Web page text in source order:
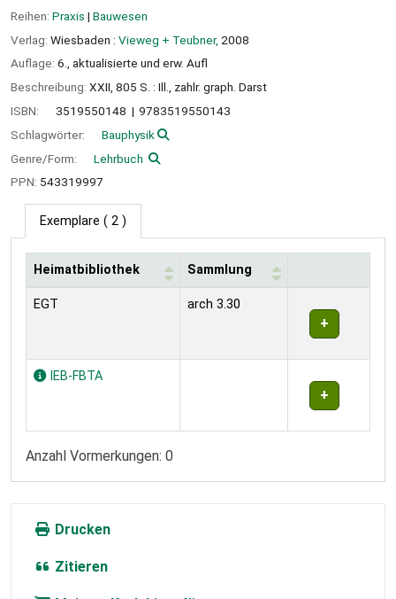
Reihen: Praxis | Bauwesen
Verlag: Wiesbaden : Vieweg + Teubner, 2008
Auflage: 6., aktualisierte und erw. Aufl
Beschreibung: XXII, 805 S. : Ill., zahlr. graph. Darst
ISBN:
3519550148
9783519550143
Schlagwörter:
Bauphysik
Genre/Form:
Lehrbuch
PPN: 543319997
Exemplare ( 2 )
Exemplare
Heimatbibliothek Sammlung
EGT arch 3.30
IEB-FBTA
Anzahl Vormerkungen: 0
Drucken
Zitieren